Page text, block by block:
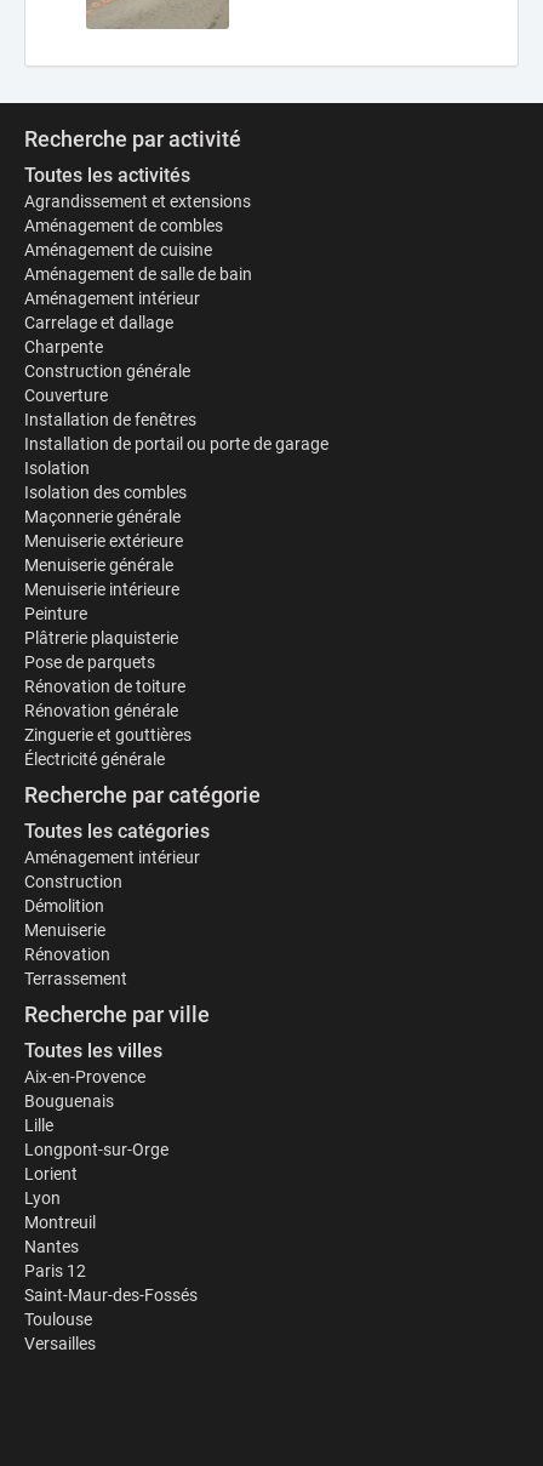
Recherche par activité
Toutes les activités
Agrandissement et extensions
Aménagement de combles
Aménagement de cuisine
Aménagement de salle de bain
Aménagement intérieur
Carrelage et dallage
Charpente
Construction générale
Couverture
Installation de fenêtres
Installation de portail ou porte de garage
Isolation
Isolation des combles
Maçonnerie générale
Menuiserie extérieure
Menuiserie générale
Menuiserie intérieure
Peinture
Plâtrerie plaquisterie
Pose de parquets
Rénovation de toiture
Rénovation générale
Zinguerie et gouttières
Électricité générale
Recherche par catégorie
Toutes les catégories
Aménagement intérieur
Construction
Démolition
Menuiserie
Rénovation
Terrassement
Recherche par ville
Toutes les villes
Aix-en-Provence
Bouguenais
Lille
Longpont-sur-Orge
Lorient
Lyon
Montreuil
Nantes
Paris 12
Saint-Maur-des-Fossés
Toulouse
Versailles